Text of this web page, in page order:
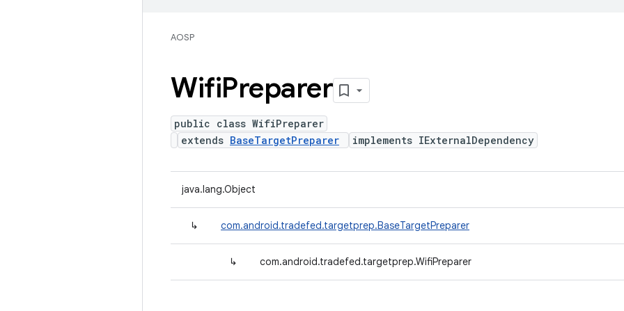
AOSP
WifiPreparer
public class WifiPreparer
extends BaseTargetPreparer implements IExternalDependency
java.lang.Object
↳ com.android.tradefed.targetprep.BaseTargetPreparer
↳ com.android.tradefed.targetprep.WifiPreparer